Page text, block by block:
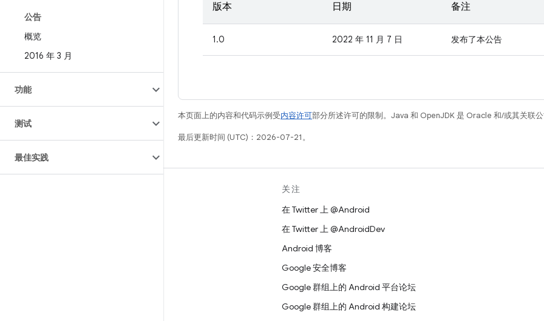
公告
概览
2016 年 3 月
功能
测试
最佳实践
版本 日期 备注
1.0 2022 年 11 月 7 日 发布了本公告
本页面上的内容和代码示例受内容许可部分所述许可的限制。Java 和 OpenJDK 是 Oracle 和/或其关联
最后更新时间 (UTC)：2026-07-21。
关注
在 Twitter 上 @Android
在 Twitter 上 @AndroidDev
Android 博客
Google 安全博客
Google 群组上的 Android 平台论坛
Google 群组上的 Android 构建论坛